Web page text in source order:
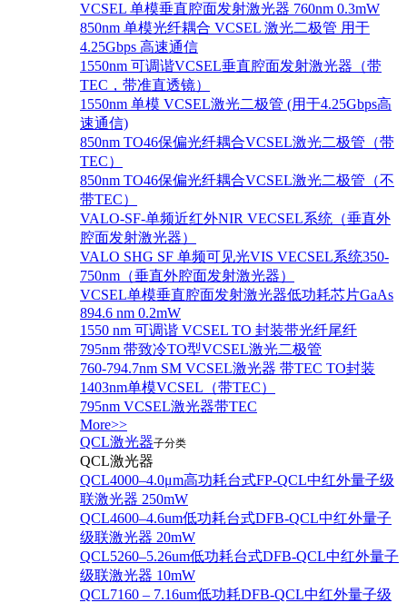
VCSEL 单模垂直腔面发射激光器 760nm 0.3mW
850nm 单模光纤耦合 VCSEL 激光二极管 用于
4.25Gbps 高速通信
1550nm 可调谐VCSEL垂直腔面发射激光器（带
TEC，带准直透镜）
1550nm 单模 VCSEL激光二极管 (用于4.25Gbps高
速通信)
850nm TO46保偏光纤耦合VCSEL激光二极管（带
TEC）
850nm TO46保偏光纤耦合VCSEL激光二极管（不
带TEC）
VALO-SF-单频近红外NIR VECSEL系统（垂直外
腔面发射激光器）
VALO SHG SF 单频可见光VIS VECSEL系统350-
750nm（垂直外腔面发射激光器）
VCSEL单模垂直腔面发射激光器低功耗芯片GaAs
894.6 nm 0.2mW
1550 nm 可调谐 VCSEL TO 封装带光纤尾纤
795nm 带致冷TO型VCSEL激光二极管
760-794.7nm SM VCSEL激光器 带TEC TO封装
1403nm单模VCSEL（带TEC）
795nm VCSEL激光器带TEC
More>>
QCL激光器子分类
QCL激光器
QCL4000–4.0μm高功耗台式FP-QCL中红外量子级
联激光器 250mW
QCL4600–4.6um低功耗台式DFB-QCL中红外量子
级联激光器 20mW
QCL5260–5.26um低功耗台式DFB-QCL中红外量子
级联激光器 10mW
QCL7160 – 7.16um低功耗DFB-QCL中红外量子级